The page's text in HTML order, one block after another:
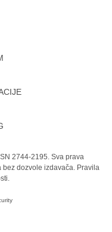
2744-2195. Sva prava
dozvole izdavača. Pravila